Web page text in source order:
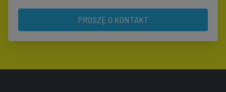
PROSZĘ O KONTAKT